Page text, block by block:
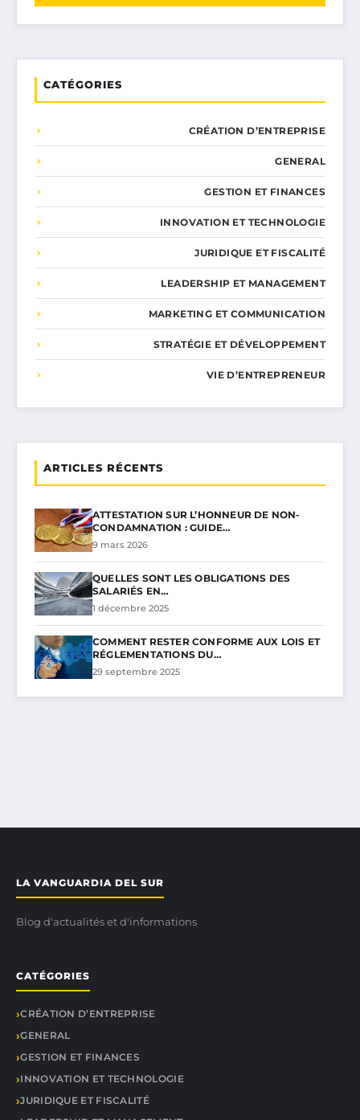
CATÉGORIES
CRÉATION D’ENTREPRISE
GENERAL
GESTION ET FINANCES
INNOVATION ET TECHNOLOGIE
JURIDIQUE ET FISCALITÉ
LEADERSHIP ET MANAGEMENT
MARKETING ET COMMUNICATION
STRATÉGIE ET DÉVELOPPEMENT
VIE D’ENTREPRENEUR
ARTICLES RÉCENTS
ATTESTATION SUR L’HONNEUR DE NON-
CONDAMNATION : GUIDE…
9 mars 2026
QUELLES SONT LES OBLIGATIONS DES
SALARIÉS EN…
1 décembre 2025
COMMENT RESTER CONFORME AUX LOIS ET
RÉGLEMENTATIONS DU…
29 septembre 2025
LA VANGUARDIA DEL SUR
Blog d'actualités et d'informations
CATÉGORIES
CRÉATION D’ENTREPRISE
GENERAL
GESTION ET FINANCES
INNOVATION ET TECHNOLOGIE
JURIDIQUE ET FISCALITÉ